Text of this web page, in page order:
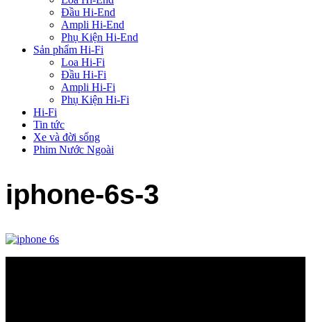
Đầu Hi-End
Ampli Hi-End
Phụ Kiện Hi-End
Sản phẩm Hi-Fi
Loa Hi-Fi
Đầu Hi-Fi
Ampli Hi-Fi
Phụ Kiện Hi-Fi
Hi-Fi
Tin tức
Xe và đời sống
Phim Nước Ngoài
iphone-6s-3